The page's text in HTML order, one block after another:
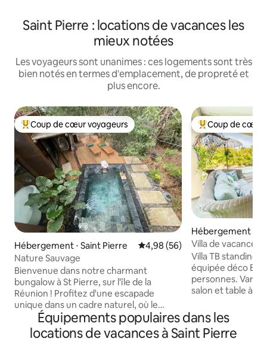
Saint Pierre : locations de vacances les
mieux notées
Les voyageurs sont unanimes : ces logements sont très
bien notés en termes d'emplacement, de propreté et
plus encore.
Coups de cœur voyageurs les plus appréciés
Coup de cœur voyageurs
Hébergement ⋅ Saint Pierre Évaluation moyenne sur la
4,98 (56)
Nature Sauvage
Bienvenue dans notre charmant
bungalow à St Pierre, sur l'île de la
Réunion ! Profitez d'une escapade
unique dans un cadre naturel, où le
confort rencontre la nature. Détendez-
vous dans notre tiny house à l'ambiance
cosy, dotée d'un intérieur chaleureux et
Coups de cœur
Coup de cœur
Hébergement ⋅
Villa de vacances
entre amis
Villa TB standing
équipée déco
personnes.
salon et table à
piscine/
assuré. Parking
garage fermé 1
Équipements populaires dans les
locations de vacances à Saint Pierre